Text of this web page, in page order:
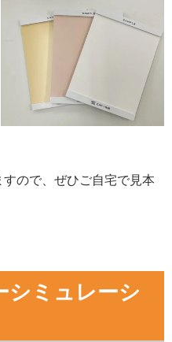
ので、ぜひご自宅で見本
シミュレーシ